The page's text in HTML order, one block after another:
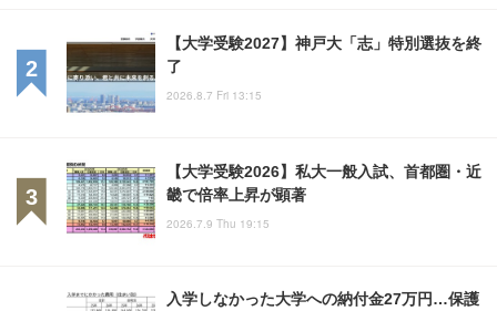
【大学受験2027】神戸大「志」特別選抜を終
了
2026.8.7 Fri 13:15
【大学受験2026】私大一般入試、首都圏・近
畿で倍率上昇が顕著
2026.7.9 Thu 19:15
入学しなかった大学への納付金27万円…保護